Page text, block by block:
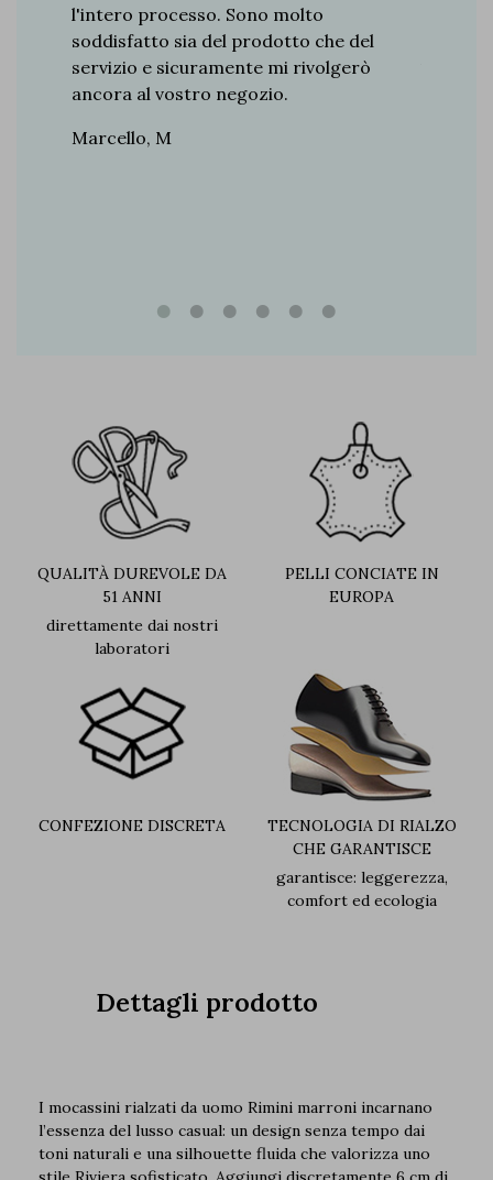
l'intero processo. Sono molto
soddisfatto sia del prodotto che del
servizio e sicuramente mi rivolgerò
ancora al vostro negozio.
Marcello, M
QUALITÀ DUREVOLE DA
51 ANNI
direttamente dai nostri
laboratori
PELLI CONCIATE IN
EUROPA
CONFEZIONE DISCRETA
TECNOLOGIA DI RIALZO
CHE GARANTISCE
garantisce: leggerezza,
comfort ed ecologia
Dettagli prodotto
I mocassini rialzati da uomo Rimini marroni incarnano
l’essenza del lusso casual: un design senza tempo dai
toni naturali e una silhouette fluida che valorizza uno